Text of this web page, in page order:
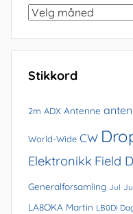
Bla
arkivet
Stikkord
2m ADX Antenne
World-Wide CW
Elektronikk Field
Generalforsamling Jul
LA8OKA Martin LB0DI